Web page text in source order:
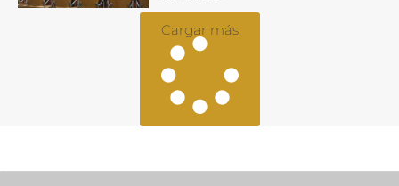
Cargar más